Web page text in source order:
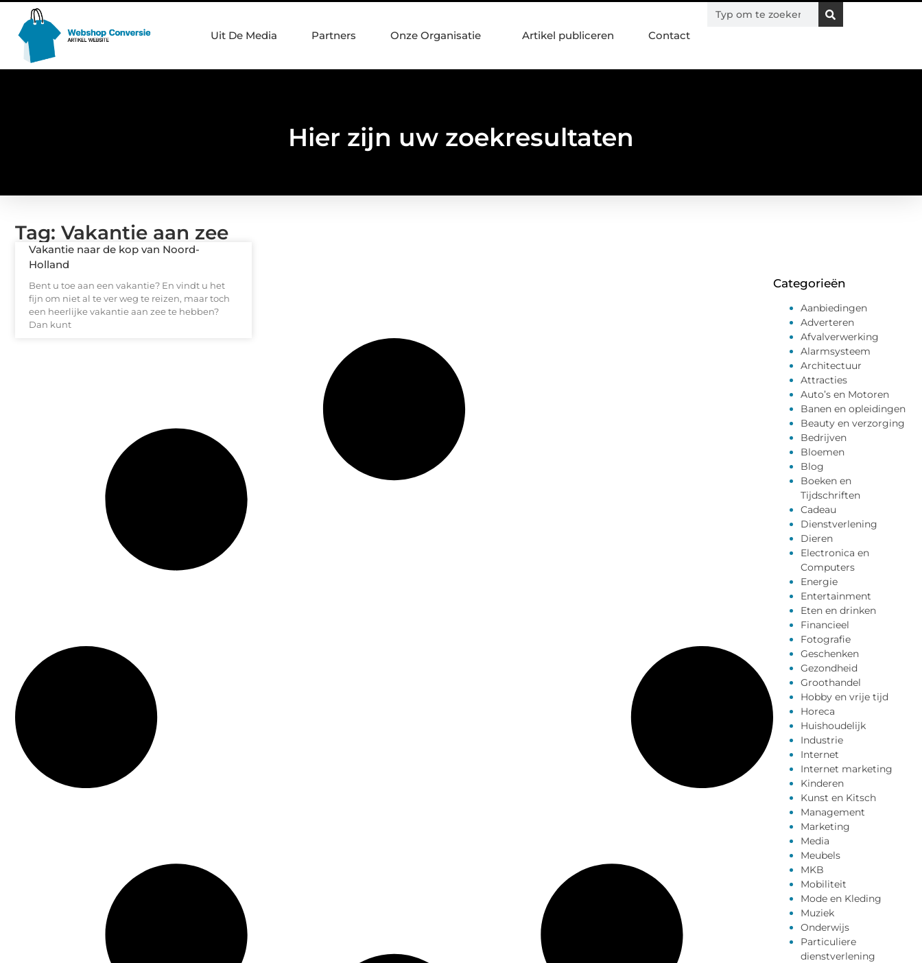
Uit De Media Partners Onze Organisatie Artikel publiceren Contact
Hier zijn uw zoekresultaten
Tag: Vakantie aan zee
Vakantie naar de kop van Noord-
Holland
Bent u toe aan een vakantie? En vindt u het
fijn om niet al te ver weg te reizen, maar toch
een heerlijke vakantie aan zee te hebben?
Dan kunt
Categorieën
Aanbiedingen
Adverteren
Afvalverwerking
Alarmsysteem
Architectuur
Attracties
Auto’s en Motoren
Banen en opleidingen
Beauty en verzorging
Bedrijven
Bloemen
Blog
Boeken en
Tijdschriften
Cadeau
Dienstverlening
Dieren
Electronica en
Computers
Energie
Entertainment
Eten en drinken
Financieel
Fotografie
Geschenken
Gezondheid
Groothandel
Hobby en vrije tijd
Horeca
Huishoudelijk
Industrie
Internet
Internet marketing
Kinderen
Kunst en Kitsch
Management
Marketing
Media
Meubels
MKB
Mobiliteit
Mode en Kleding
Muziek
Onderwijs
Particuliere
dienstverlening